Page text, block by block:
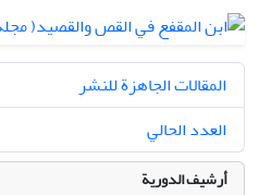
المقالات الجاهزة للنشر
العدد الحالي
أرشيف الدورية